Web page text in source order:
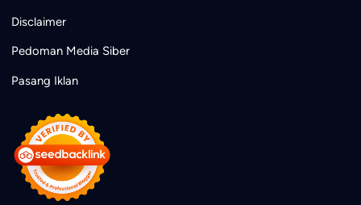
Disclaimer
Pedoman Media Siber
Pasang Iklan